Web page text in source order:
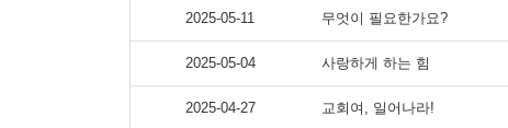
2025-05-11 무엇이 필요한가요?
2025-05-04 사랑하게 하는 힘
2025-04-27 교회여, 일어나라!